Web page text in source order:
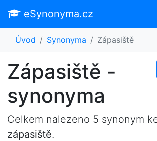
eSynonyma.cz
Úvod Synonyma Zápasiště
Zápasiště -
synonyma
Celkem nalezeno 5 synonym
zápasiště.